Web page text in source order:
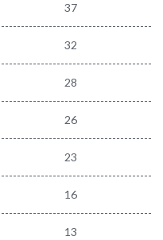
37
32
28
26
23
16
13